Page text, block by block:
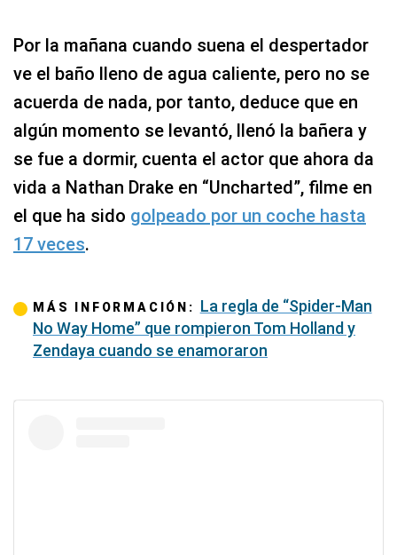
Por la mañana cuando suena el despertador
ve el baño lleno de agua caliente, pero no se
acuerda de nada, por tanto, deduce que en
algún momento se levantó, llenó la bañera y
se fue a dormir, cuenta el actor que ahora da
vida a Nathan Drake en “Uncharted”, filme en
el que ha sido golpeado por un coche hasta
17 veces.
MÁS INFORMACIÓN: La regla de “Spider-Man
No Way Home” que rompieron Tom Holland y
Zendaya cuando se enamoraron